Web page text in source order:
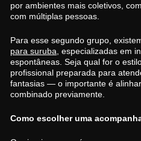
por ambientes mais coletivos,
com múltiplas pessoas.
Para esse segundo grupo,
para suruba , especializadas em
espontâneas. Seja qual for o
profissional preparada para
fantasias — o importante é
combinado previamente.
Como escolher uma